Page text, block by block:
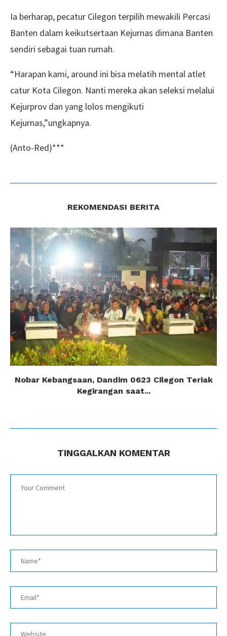
Ia berharap, pecatur Cilegon terpilih mewakili Percasi
Banten dalam keikutsertaan Kejurnas dimana Banten
sendiri sebagai tuan rumah.
“Harapan kami, around ini bisa melatih mental atlet
catur Kota Cilegon. Nanti mereka akan seleksi melalui
Kejurprov dan yang lolos mengikuti
Kejurnas,”ungkapnya.
(Anto-Red)***
REKOMENDASI BERITA
Nobar Kebangsaan, Dandim 0623 Cilegon Teriak
Kegirangan saat...
TINGGALKAN KOMENTAR